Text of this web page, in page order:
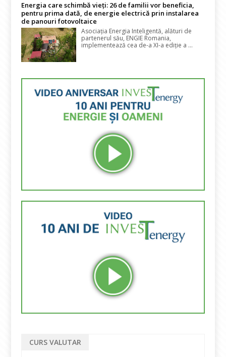
Energia care schimbă vieți: 26 de familii vor beneficia,
pentru prima dată, de energie electrică prin instalarea
de panouri fotovoltaice
Asociația Energia Inteligentă, alături de
partenerul său, ENGIE Romania,
implementează cea de-a XI-a ediție a ...
CURS VALUTAR